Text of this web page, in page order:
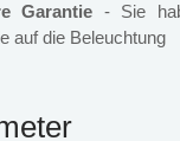
Garantie - Sie
auf die Beleuchtung